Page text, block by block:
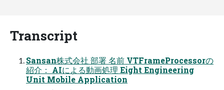
Transcript
Sansan株式会社 部署 名前 VTFrameProcessorの
紹介： AIによる動画処理 Eight Engineering
Unit Mobile Application